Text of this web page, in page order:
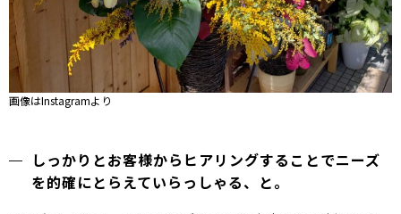
画像はInstagramより
しっかりとお客様からヒアリングすることでニーズ
を的確にとらえていらっしゃる、と。